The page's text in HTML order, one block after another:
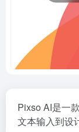
Pixso AI是一
文本输入到设